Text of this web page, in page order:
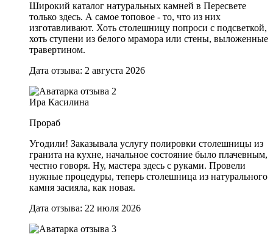
Широкий каталог натуральных камней в Пересвете
только здесь. А самое топовое - то, что из них
изготавливают. Хоть столешницу попроси с подсветкой,
хоть ступени из белого мрамора или стены, выложенные
травертином.
Дата отзыва: 2 августа 2026
Ира Касилина
Прораб
Угодили! Заказывала услугу полировки столешницы из
гранита на кухне, начальное состояние было плачевным,
честно говоря. Ну, мастера здесь с руками. Провели
нужные процедуры, теперь столешница из натурального
камня засияла, как новая.
Дата отзыва: 22 июля 2026